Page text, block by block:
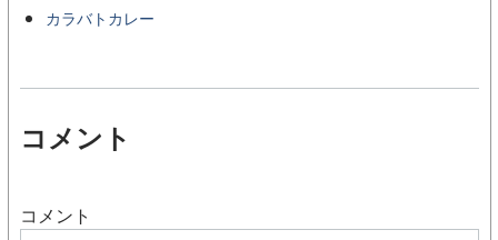
カラバトカレー
コメント
コメント